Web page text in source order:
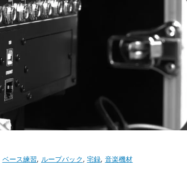
ベース練習, ループバック,宅録, 音楽機材